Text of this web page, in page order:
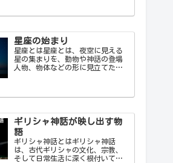
星座の始まり
星座とは星座とは、夜空に見える
星の集まりを、動物や神話の登場
人物、物体などの形に見立てたも
要な役…
ギリシャ神話が映し出す物
語
ギリシャ神話とはギリシャ神話
は、古代ギリシャの文化、宗教、
そして日常生活に深く根付いてい